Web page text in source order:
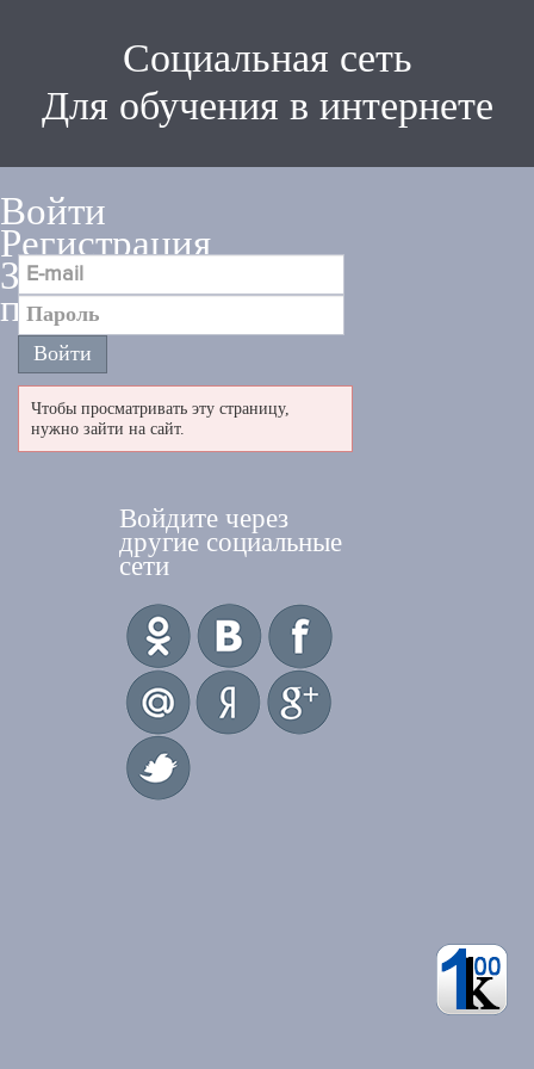
Социальная сеть
Для обучения в интернете
Войти
Регистрация
Забыли
пароль
Чтобы просматривать эту страницу,
нужно зайти на сайт.
Войдите через
другие социальные
сети